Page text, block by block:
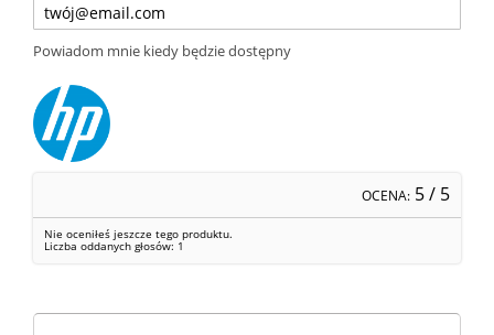
Powiadom mnie kiedy będzie dostępny
OCENA: 5/ 5
Nie oceniłeś jeszcze tego produktu.
Liczba oddanych głosów: 1